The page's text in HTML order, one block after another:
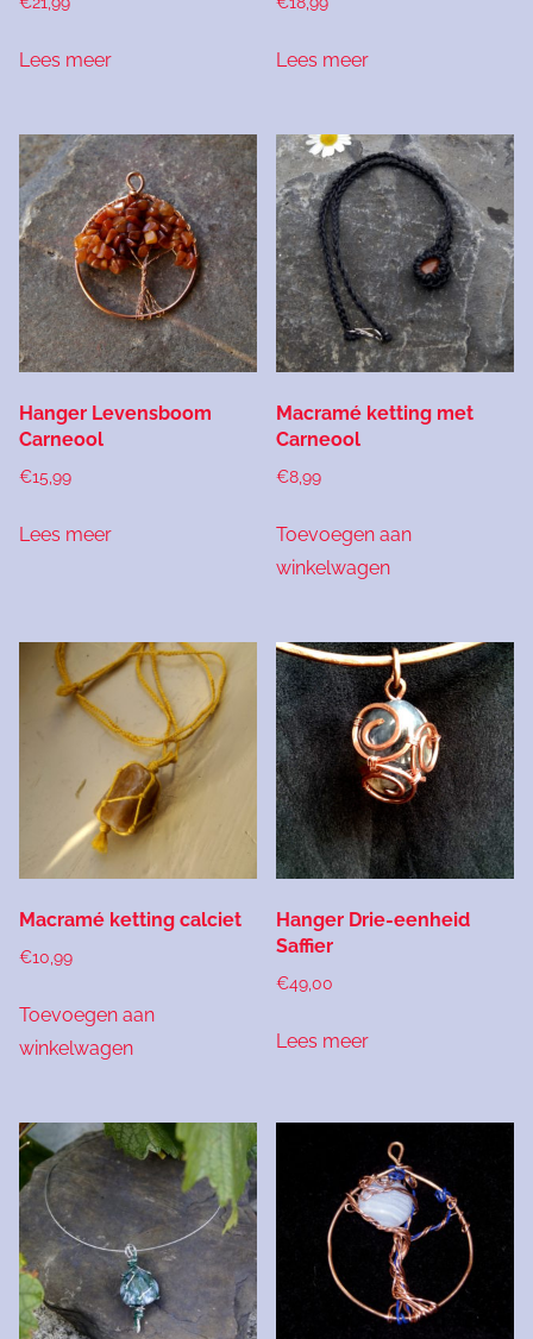
Lees meer Lees meer
Hanger Levensboom
Carneool
€15,99
Lees meer
Macramé ketting met
Carneool
€8,99
Toevoegen aan
winkelwagen
Macramé ketting calciet
€10,99
Toevoegen aan
winkelwagen
Hanger Drie-eenheid
Saffier
€49,00
Lees meer